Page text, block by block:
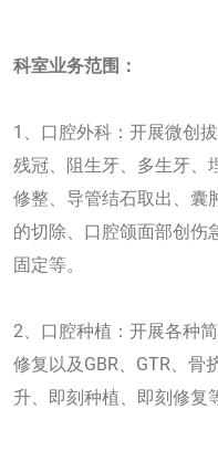
科室业务范围：
1、口腔外科：开展微创
残冠、阻生牙、多生牙、
修整、导管结石取出、囊
的切除、口腔颌面部创伤
固定等。
2、口腔种植：开展各种
修复以及GBR、GTR、骨
升、即刻种植、即刻修复